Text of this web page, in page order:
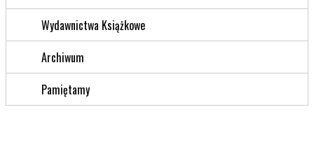
Wydawnictwa Książkowe
Archiwum
Pamiętamy